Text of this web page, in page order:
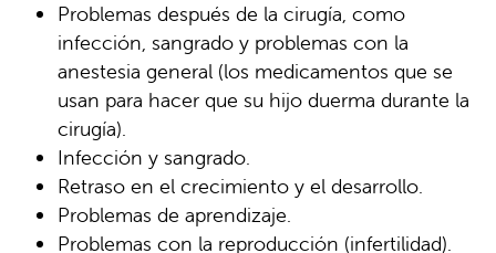
Problemas después de la cirugía, como
infección, sangrado y problemas con la
anestesia general (los medicamentos que se
usan para hacer que su hijo duerma durante la
cirugía).
Infección y sangrado.
Retraso en el crecimiento y el desarrollo.
Problemas de aprendizaje.
Problemas con la reproducción (infertilidad).